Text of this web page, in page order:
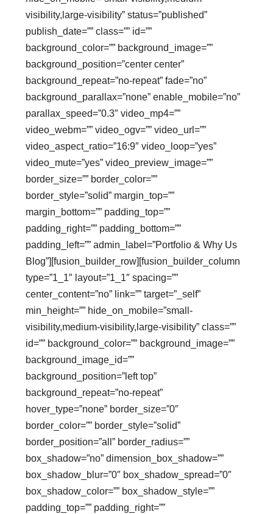
visibility,large-visibility” status=”published”
publish_date=”” class=”” id=””
background_color=”” background_image=””
background_position=”center center”
background_repeat=”no-repeat” fade=”no”
background_parallax=”none” enable_mobile=”no”
parallax_speed=”0.3″ video_mp4=””
video_webm=”” video_ogv=”” video_url=””
video_aspect_ratio=”16:9″ video_loop=”yes”
video_mute=”yes” video_preview_image=””
border_size=”” border_color=””
border_style=”solid” margin_top=””
margin_bottom=”” padding_top=””
padding_right=”” padding_bottom=””
padding_left=”” admin_label=”Portfolio & Why Us
Blog”][fusion_builder_row][fusion_builder_column
type=”1_1″ layout=”1_1″ spacing=””
center_content=”no” link=”” target=”_self”
min_height=”” hide_on_mobile=”small-
visibility,medium-visibility,large-visibility” class=””
id=”” background_color=”” background_image=””
background_image_id=””
background_position=”left top”
background_repeat=”no-repeat”
hover_type=”none” border_size=”0″
border_color=”” border_style=”solid”
border_position=”all” border_radius=””
box_shadow=”no” dimension_box_shadow=””
box_shadow_blur=”0″ box_shadow_spread=”0″
box_shadow_color=”” box_shadow_style=””
padding_top=”” padding_right=””